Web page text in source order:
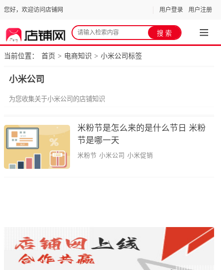
您好，欢迎访问店铺网 用户登录 用户注册
当前位置： 首页 > 电商知识 > 小米公司标签
小米公司
为您收集关于小米公司的店铺知识
米粉节是怎么来的是什么节日 米粉
节是哪一天
米粉节 小米公司 小米促销